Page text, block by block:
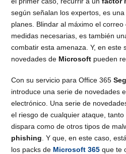
según señalan los expertos, es
planes. Blindar al máximo el
medidas necesarias, es también
combatir esta amenaza. Y, en este
novedades de Microsoft pueden
Con su servicio para Office 365
introduce una serie de novedades
electrónico. Una serie de
el riesgo de cualquier ataque, tanto
dispara como de otros tipos de
phishing . Y que, en este caso,
los packs de Microsoft 365 que te